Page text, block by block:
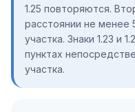
1.25 повторяются.
расстоянии не менее
участка. Знаки 1.23 и
пунктах
участка.